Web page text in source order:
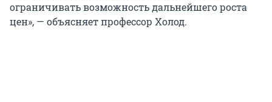
ограничивать возможность дальнейшего роста
цен», — объясняет профессор Холод.